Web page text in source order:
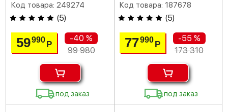
Код товара: 249274
(5)
59990Р
-40 %
99 980
под заказ
Код товара: 187678
(5)
77990 Р
-55 %
173 310
под заказ